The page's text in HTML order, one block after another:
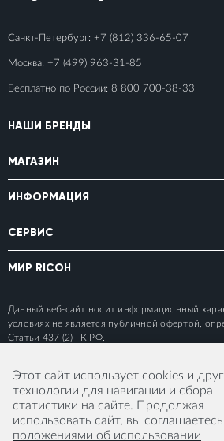
Санкт-Петербург: +7 (812) 336-65-07
Москва: +7 (499) 963-31-85
Бесплатно по России: 8 800 700-38-33
НАШИ БРЕНДЫ
МАГАЗИН
ИНФОРМАЦИЯ
СЕРВИС
МИР RICOH
Данный веб-сайт носит информационный
условиях не является публичной офертой,
Статьи 437 (2) ГК РФ.
Этот сайт использует cookies и
технологии для навигации и сбора
статистики на сайте. Продолжая
использовать сайт, вы
положениями об использовании